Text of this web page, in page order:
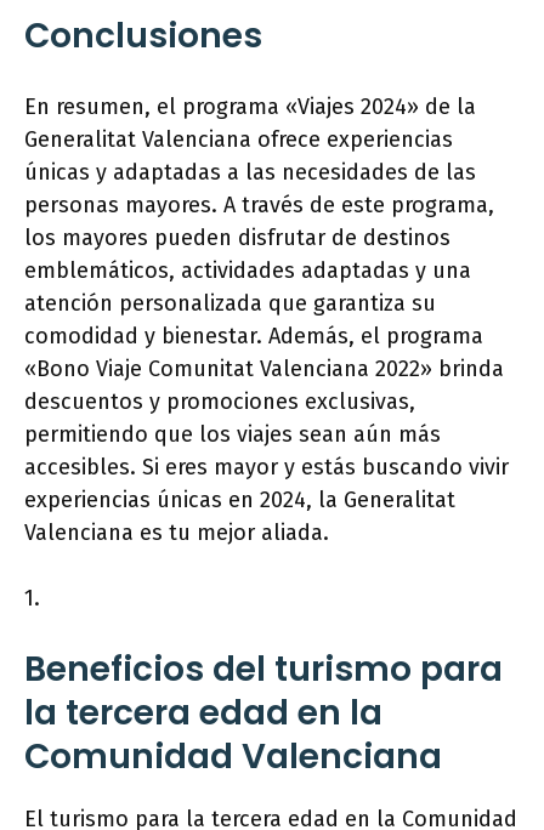
Conclusiones
En resumen, el programa «Viajes 2024» de la
Generalitat Valenciana ofrece experiencias
únicas y adaptadas a las necesidades de las
personas mayores. A través de este programa,
los mayores pueden disfrutar de destinos
emblemáticos, actividades adaptadas y una
atención personalizada que garantiza su
comodidad y bienestar. Además, el programa
«Bono Viaje Comunitat Valenciana 2022» brinda
descuentos y promociones exclusivas,
permitiendo que los viajes sean aún más
accesibles. Si eres mayor y estás buscando vivir
experiencias únicas en 2024, la Generalitat
Valenciana es tu mejor aliada.
1.
Beneficios del turismo para
la tercera edad en la
Comunidad Valenciana
El turismo para la tercera edad en la Comunidad